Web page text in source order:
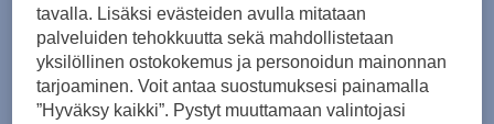
Hestra
Deerskin Primaloft Rib Gloves M
Hestra
Powder Gauntlet 5-finger
tavalla. Lisäksi evästeiden avulla mitataan
palveluiden tehokkuutta sekä mahdollistetaan
yksilöllinen ostokokemus ja personoidun mainonnan
tarjoaminen. Voit antaa suostumuksesi painamalla
”Hyväksy kaikki”. Pystyt muuttamaan valintojasi